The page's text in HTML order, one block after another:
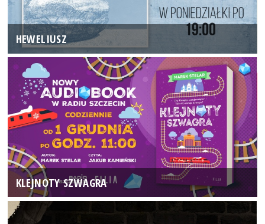
HEWELIUSZ
KLEJNOTY SZWAGRA